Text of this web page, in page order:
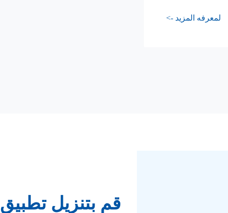
لمعرفه المزيد ->
قم بتنزيل تطبيق Carlcare